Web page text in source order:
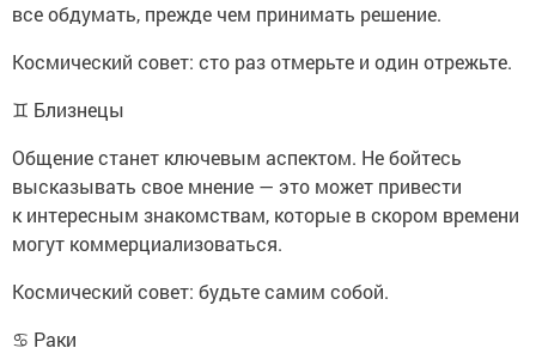
все обдумать, прежде чем принимать решение.
Космический совет: сто раз отмерьте и один отрежьте.
♊ Близнецы
Общение станет ключевым аспектом. Не бойтесь
высказывать свое мнение — это может привести
к интересным знакомствам, которые в скором времени
могут коммерциализоваться.
Космический совет: будьте самим собой.
♋ Раки